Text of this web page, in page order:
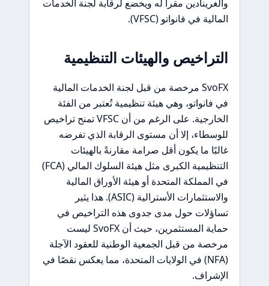
والغرينادين مقراً له ويخضع لرقابة لجنة الخدمات
المالية في فانواتو (VFSC).
التراخيص والهيئات التنظيمية
SvoFX مرخصة من قبل لجنة الخدمات المالية
في فانواتو، وهي هيئة تنظيمية تُعتبر من الفئة
الخارجية. على الرغم من أن VFSC تمنح تراخيص
للوسطاء، إلا أن مستوى الرقابة الذي تفرضه
غالبًا ما يكون أقل صرامة مقارنةً بالهيئات
التنظيمية الكبرى مثل هيئة السلوك المالي (FCA)
في المملكة المتحدة أو هيئة الأوراق المالية
والاستثمارات الأسترالية (ASIC). هذا يثير
تساؤلات حول مدى جدوى هذه التراخيص في
حماية المستثمرين، حيث أن SvoFX ليست
مرخصة من قبل الجمعية الوطنية للعقود الآجلة
(NFA) في الولايات المتحدة، مما يعكس نقصًا في
الإشراف.